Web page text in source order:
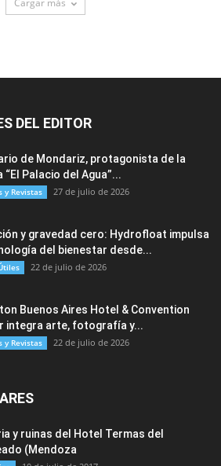
Cargar más
DEL EDITOR
de Mondariz, protagonista de la
“El Palacio del Agua”...
y Revistas 27 de julio de 2026
y gravedad cero: Hydrofloat impulsa
del bienestar desde...
22 de julio de 2026
Buenos Aires Hotel & Convention
integra arte, fotografía y...
y Revistas 22 de julio de 2026
y ruinas del Hotel Termas del
(Mendoza